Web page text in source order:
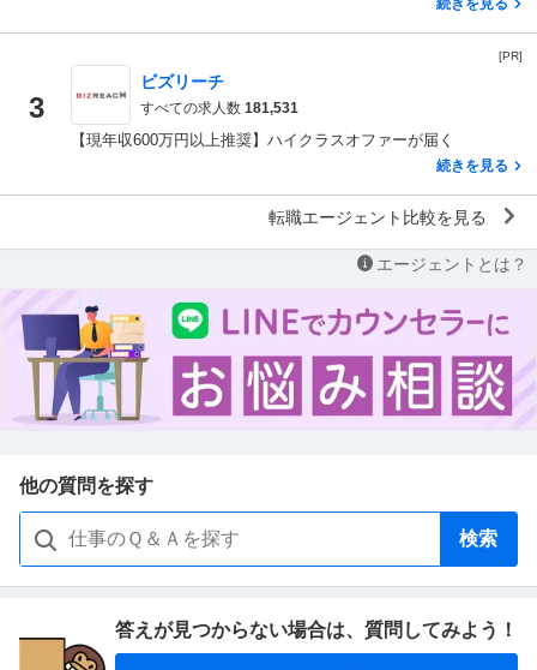
[PR]
3
ビズリーチ
すべての求人数 181,531
【現年収600万円以上推奨】ハイクラスオファーが届く
続きを見る
転職エージェント比較を見る
エージェントとは？
他の質問を探す
検索
答えが見つからない場合は、 質問してみよう！